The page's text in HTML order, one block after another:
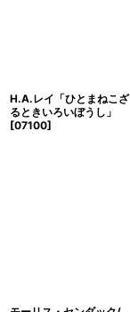
H.A.レイ「ひとまねこざ
るときいろいぼうし」
[07100]